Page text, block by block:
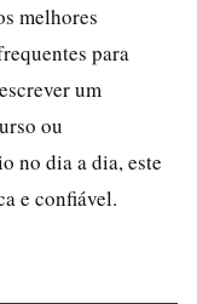
melhores
para
um
ou
no dia a dia, este
e confiável.